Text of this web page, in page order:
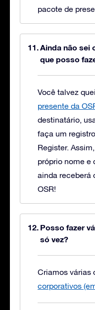
pacote de
Ainda não sei
que posso
Você talvez
presente da
destinatário,
faça um
Register.
próprio nome e
ainda receberá
OSR!
Posso fazer
só vez?
Criamos várias
corporativos